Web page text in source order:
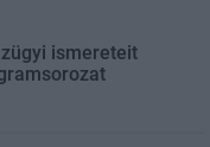
ismereteit